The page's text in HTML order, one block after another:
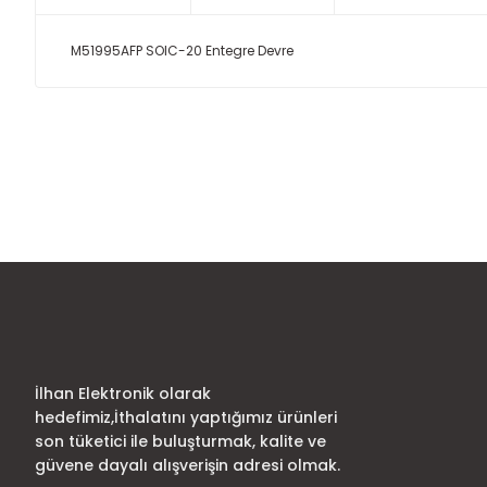
M51995AFP SOIC-20 Entegre Devre
Ürün bilgilerinde hatalar bulunuyor.
İlhan Elektronik olarak
hedefimiz,İthalatını yaptığımız ürünleri
son tüketici ile buluşturmak, kalite ve
güvene dayalı alışverişin adresi olmak.